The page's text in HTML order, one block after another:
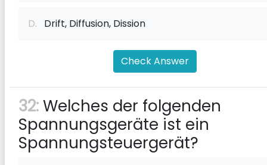
D. Drift, Diffusion, Dission
Check Answer
32:Welches der folgenden
Spannungsgeräte ist ein
Spannungsteuergerät?